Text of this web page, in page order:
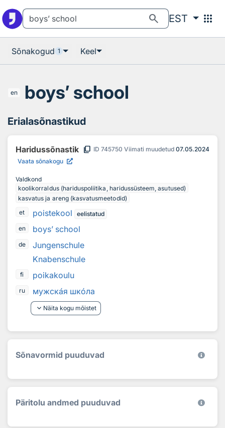
search EST apps
Sõnakogud 1 Keel
en boys’ school
Erialasõnastikud
Haridussõnastik content_copy ID 745750 Viimati muudetud 07.05.2024
Vaata sõnakogu
Valdkond
koolikorraldus (hariduspoliitika, haridussüsteem, asutused)
kasvatus ja areng (kasvatusmeetodid)
et
poistekool
eelistatud
en
boys’ school
de
Jungenschule
Knabenschule
fi poikakoulu
ru мужская школа
keyboard_arrow_down Näita kogu mõistet
Sõnavormid puuduvad
Päritolu andmed puuduvad